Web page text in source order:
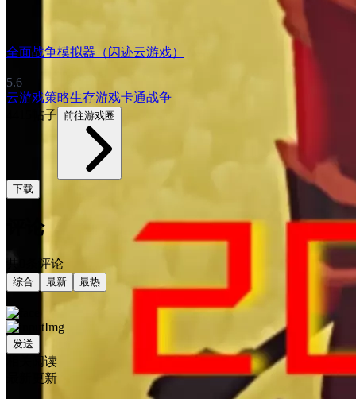
全面战争模拟器（闪迹云游戏）
5.6
云游戏策略生存游戏卡通战争
4415帖子 前往游戏圈
下载
评论
共0条评论
综合 最新 最热
发送
相关阅读
最新更新